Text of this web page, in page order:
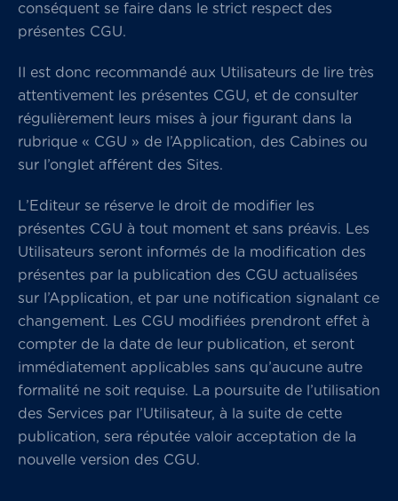
conséquent se faire dans le strict respect des
présentes CGU.
Il est donc recommandé aux Utilisateurs de lire très
attentivement les présentes CGU, et de consulter
régulièrement leurs mises à jour figurant dans la
rubrique « CGU » de l’Application, des Cabines ou
sur l’onglet afférent des Sites.
L’Editeur se réserve le droit de modifier les
présentes CGU à tout moment et sans préavis. Les
Utilisateurs seront informés de la modification des
présentes par la publication des CGU actualisées
sur l’Application, et par une notification signalant ce
changement. Les CGU modifiées prendront effet à
compter de la date de leur publication, et seront
immédiatement applicables sans qu’aucune autre
formalité ne soit requise. La poursuite de l’utilisation
des Services par l’Utilisateur, à la suite de cette
publication, sera réputée valoir acceptation de la
nouvelle version des CGU.